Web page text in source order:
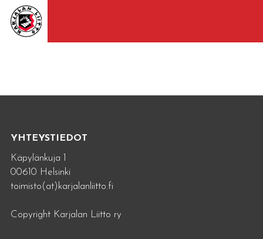
YHTEYSTIEDOT
Käpylänkuja 1
00610 Helsinki
toimisto(at)karjalanliitto.fi
Copyright Karjalan Liitto ry